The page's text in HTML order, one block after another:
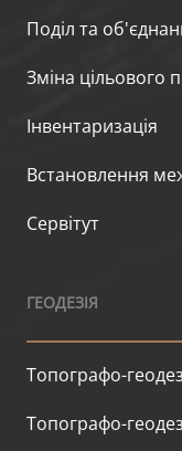
Поділ та
Зміна цільового
Інвентаризація
Встановлення
Сервітут
ГЕОДЕЗІЯ
Топографо-
Топографо-